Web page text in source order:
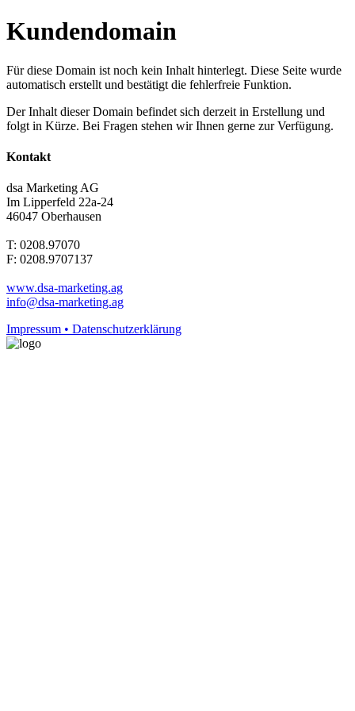
Kundendomain
Für diese Domain ist noch kein Inhalt hinterlegt. Diese Seite wurde
automatisch erstellt und bestätigt die fehlerfreie Funktion.
Der Inhalt dieser Domain befindet sich derzeit in Erstellung und
folgt in Kürze. Bei Fragen stehen wir Ihnen gerne zur Verfügung.
Kontakt
dsa Marketing AG
Im Lipperfeld 22a-24
46047 Oberhausen
T: 0208.97070
F: 0208.9707137
www.dsa-marketing.ag
info@dsa-marketing.ag
Impressum • Datenschutzerklärung